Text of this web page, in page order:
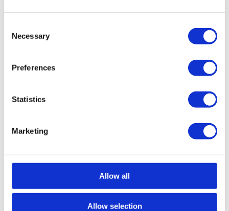
Selection
Necessary
Preferences
Statistics
Marketing
Allow all
Allow selection
International Realty Affiliates LLC. Cada oficina es independiente
tanto jurídica como financieramente.
Comprar casa en Lisboa
Comprar casa en Carvoeiro
Sotheby's
Quienes somos
Agencias Portugal Sotheby’s Realty
Sotheby's International Realty®